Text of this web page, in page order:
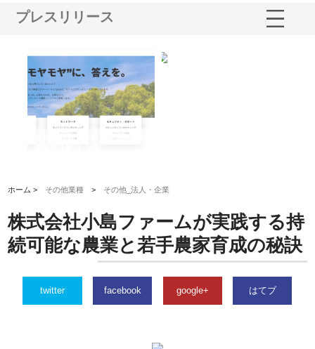
プレスリリース
株式会社ＣＳＡの事業内容と強
ホーム > その他業種 > その他_法人・企業
株式会社小島ファームが実践する持
続可能な農業と若手農家育成の秘訣
twitter facebook google+ はてブ